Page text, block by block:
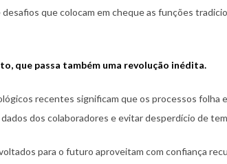
que colocam em cheque as funções
que passa também uma revolução inédita.
recentes significam que os processos folha
dos colaboradores e evitar desperdício de
para o futuro aproveitam com confiança